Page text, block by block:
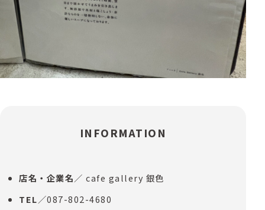
INFORMATION
店名・企業名／ cafe gallery 銀色
TEL／087-802-4680